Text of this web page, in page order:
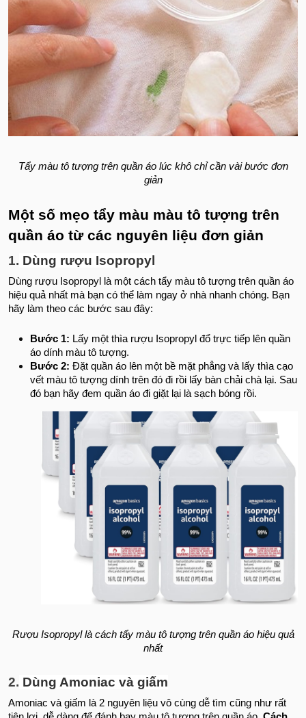
Tẩy màu tô tượng trên quần áo lúc khô chỉ cần vài bước đơn
giản
Một số mẹo tẩy màu màu tô tượng trên
quần áo từ các nguyên liệu đơn giản
1. Dùng rượu Isopropyl
Dùng rượu Isopropyl là một cách tẩy màu tô tượng trên quần áo
hiệu quả nhất mà bạn có thể làm ngay ở nhà nhanh chóng. Bạn
hãy làm theo các bước sau đây:
Bước 1: Lấy một thìa rượu Isopropyl đổ trực tiếp lên quần
áo dính màu tô tượng.
Bước 2: Đặt quần áo lên một bề mặt phẳng và lấy thìa cạo
vết màu tô tượng dính trên đó đi rồi lấy bàn chải chà lại. Sau
đó bạn hãy đem quần áo đi giặt lại là sạch bóng rồi.
Rượu Isopropyl là cách tẩy màu tô tượng trên quần áo hiệu quả
nhất
2. Dùng Amoniac và giấm
Amoniac và giấm là 2 nguyên liệu vô cùng dễ tìm cũng như rất